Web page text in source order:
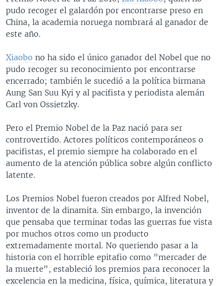
EL MUNDO AL DÍA [RADIO]
FORO [RADIO]
DEPORTIVO INTERNACIONAL
NOTA ECONÓMICA
ENTRETENIMIENTO
SÍGANOS
pudo recoger el galardón por encontrarse preso en
China, la academia noruega nombrará al ganador de
este año.
Xiaobo no ha sido el único ganador del Nobel que no
pudo recoger su reconocimiento por encontrarse
encerrado; también le sucedió a la política birmana
Aung San Suu Kyi y al pacifista y periodista alemán
Carl von Ossietzky.
Pero el Premio Nobel de la Paz nació para ser
controvertido. Actores políticos contemporáneos o
pacifistas, el premio siempre ha colaborado en el
aumento de la atención pública sobre algún conflicto
latente.
Los Premios Nobel fueron creados por Alfred Nobel,
inventor de la dinamita. Sin embargo, la invención
que pensaba que terminar todas las guerras fue vista
por muchos otros como un producto
extremadamente mortal. No queriendo pasar a la
historia con el horrible epitafio como "mercader de
la muerte", estableció los premios para reconocer la
excelencia en la medicina, física, química, literatura y